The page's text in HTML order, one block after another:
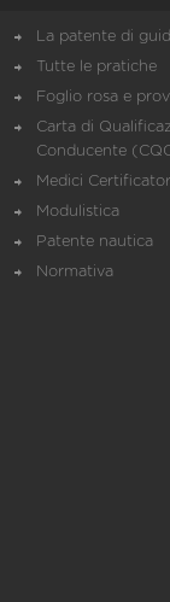
La patente di
Tutte le pratiche
Foglio rosa e
Carta di
Conducente
Medici
Modulistica
Patente nautica
Normativa